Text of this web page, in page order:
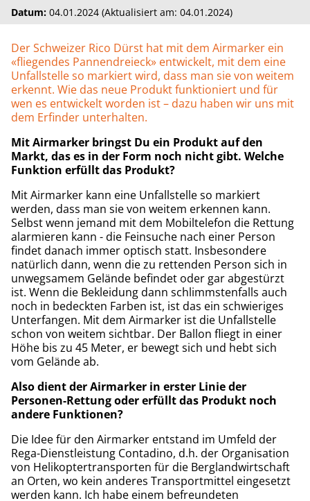
Datum: 04.01.2024 (Aktualisiert am: 04.01.2024)
Der Schweizer Rico Dürst hat mit dem Airmarker ein
«fliegendes Pannendreieck» entwickelt, mit dem eine
Unfallstelle so markiert wird, dass man sie von weitem
erkennt. Wie das neue Produkt funktioniert und für
wen es entwickelt worden ist – dazu haben wir uns mit
dem Erfinder unterhalten.
Mit Airmarker bringst Du ein Produkt auf den
Markt, das es in der Form noch nicht gibt. Welche
Funktion erfüllt das Produkt?
Mit Airmarker kann eine Unfallstelle so markiert
werden, dass man sie von weitem erkennen kann.
Selbst wenn jemand mit dem Mobiltelefon die Rettung
alarmieren kann - die Feinsuche nach einer Person
findet danach immer optisch statt. Insbesondere
natürlich dann, wenn die zu rettenden Person sich in
unwegsamem Gelände befindet oder gar abgestürzt
ist. Wenn die Bekleidung dann schlimmstenfalls auch
noch in bedeckten Farben ist, ist das ein schwieriges
Unterfangen. Mit dem Airmarker ist die Unfallstelle
schon von weitem sichtbar. Der Ballon fliegt in einer
Höhe bis zu 45 Meter, er bewegt sich und hebt sich
vom Gelände ab.
Also dient der Airmarker in erster Linie der
Personen-Rettung oder erfüllt das Produkt noch
andere Funktionen?
Die Idee für den Airmarker entstand im Umfeld der
Rega-Dienstleistung Contadino, d.h. der Organisation
von Helikoptertransporten für die Berglandwirtschaft
an Orten, wo kein anderes Transportmittel eingesetzt
werden kann. Ich habe einem befreundeten